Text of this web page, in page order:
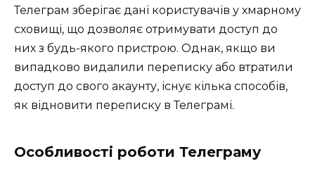
Телеграм зберігає дані користувачів у хмарному
сховищі, що дозволяє отримувати доступ до
них з будь-якого пристрою. Однак, якщо ви
випадково видалили переписку або втратили
доступ до свого акаунту, існує кілька способів,
як відновити переписку в Телеграмі.
Особливості роботи Телеграму